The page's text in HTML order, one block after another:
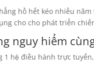
hồ hết kéo nhiều
cho cho phát triển
nguy hiểm
1 hệ điều hành trực